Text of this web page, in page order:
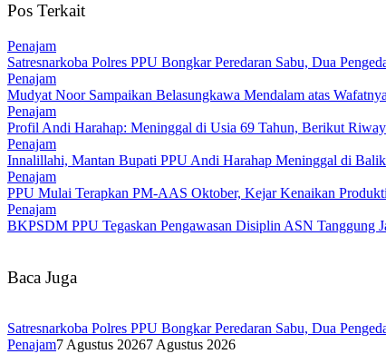
Pos Terkait
Penajam
Satresnarkoba Polres PPU Bongkar Peredaran Sabu, Dua
Penajam
Mudyat Noor Sampaikan Belasungkawa Mendalam atas
Penajam
Profil Andi Harahap: Meninggal di Usia 69 Tahun, Berikut
Penajam
Innalillahi, Mantan Bupati PPU Andi Harahap Meninggal di
Penajam
PPU Mulai Terapkan PM-AAS Oktober, Kejar Kenaikan
Penajam
BKPSDM PPU Tegaskan Pengawasan Disiplin ASN Tanggung
Baca Juga
Satresnarkoba Polres PPU Bongkar Peredaran Sabu, Dua
Penajam7 Agustus 20267 Agustus 2026